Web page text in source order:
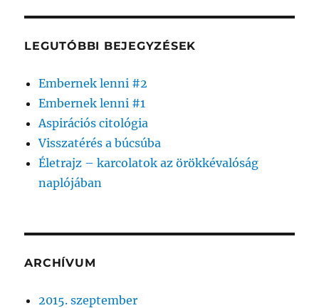
LEGUTÓBBI BEJEGYZÉSEK
Embernek lenni #2
Embernek lenni #1
Aspirációs citológia
Visszatérés a búcsúba
Életrajz – karcolatok az örökkévalóság
naplójában
ARCHÍVUM
2015. szeptember